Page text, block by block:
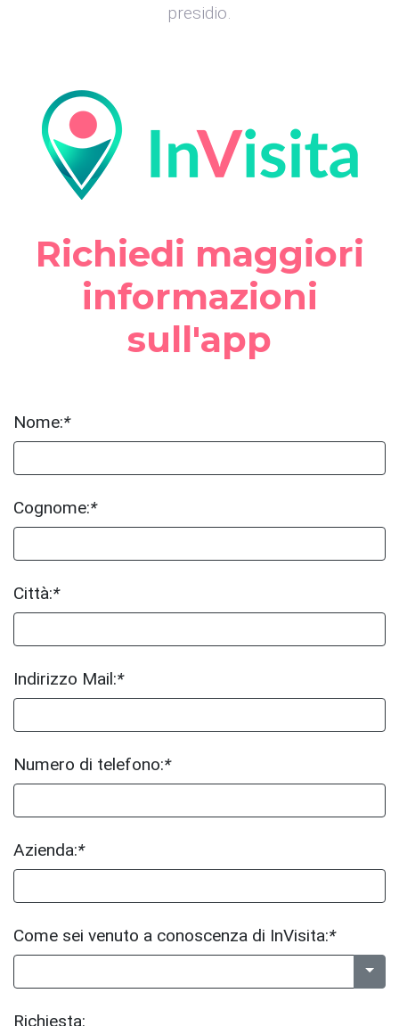
presidio.
Richiedi maggiori
informazioni
sull'app
Nome:*
Cognome:*
Città:*
Indirizzo Mail:*
Numero di telefono:*
Azienda:*
Come sei venuto a conoscenza di InVisita:*
Richiesta: